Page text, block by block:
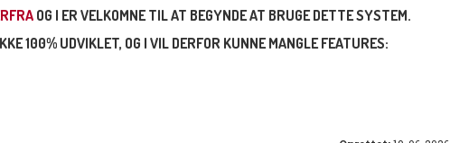
OG I ER VELKOMNE TIL AT BEGYNDE AT BRUGE DETTE SYSTEM.
100% UDVIKLET, OG I VIL DERFOR KUNNE MANGLE FEATURES: